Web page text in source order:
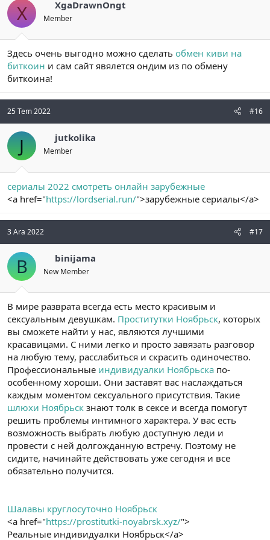
X XgaDrawnOngt
Member
Здесь очень выгодно можно сделать обмен киви на
биткоин и сам сайт явялется ондим из по обмену
биткоина!
25 Tem 2022 #16
J jutkolika
Member
сериалы 2022 смотреть онлайн зарубежные
<a href="https://lordserial.run/">зарубежные сериалы</a>
3 Ara 2022 #17
B binijama
New Member
В мире разврата всегда есть место красивым и
сексуальным девушкам. Проститутки Ноябрьск, которых
вы сможете найти у нас, являются лучшими
красавицами. С ними легко и просто завязать разговор
на любую тему, расслабиться и скрасить одиночество.
Профессиональные индивидуалки Ноябрьска по-
особенному хороши. Они заставят вас наслаждаться
каждым моментом сексуального присутствия. Такие
шлюхи Ноябрьск знают толк в сексе и всегда помогут
решить проблемы интимного характера. У вас есть
возможность выбрать любую доступную леди и
провести с ней долгожданную встречу. Поэтому не
сидите, начинайте действовать уже сегодня и все
обязательно получится.
Шалавы круглосуточно Ноябрьск
<a href="https://prostitutki-noyabrsk.xyz/">
Реальные индивидуалки Ноябрьск</a>